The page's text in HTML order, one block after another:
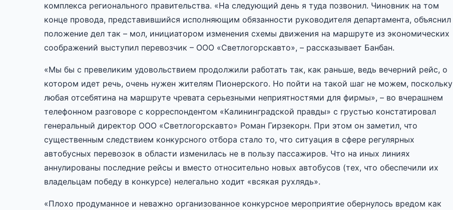
комплекса регионального правительства. «На следующий день я туда позвонил. Чиновник на том
конце провода, представившийся исполняющим обязанности руководителя департамента, объяснил
положение дел так – мол, инициатором изменения схемы движения на маршруте из экономических
соображений выступил перевозчик – ООО «Светлогорскавто», – рассказывает Банбан.
«Мы бы с превеликим удовольствием продолжили работать так, как раньше, ведь вечерний рейс, о
котором идет речь, очень нужен жителям Пионерского. Но пойти на такой шаг не можем, поскольку
любая отсебятина на маршруте чревата серьезными неприятностями для фирмы», – во вчерашнем
телефонном разговоре с корреспондентом «Калининградской правды» с грустью констатировал
генеральный директор ООО «Светлогорскавто» Роман Гирзекорн. При этом он заметил, что
существенным следствием конкурсного отбора стало то, что ситуация в сфере регулярных
автобусных перевозок в области изменилась не в пользу пассажиров. Что на иных линиях
аннулированы последние рейсы и вместо относительно новых автобусов (тех, что обеспечили их
владельцам победу в конкурсе) нелегально ходит «всякая рухлядь».
«Плохо продуманное и неважно организованное конкурсное мероприятие обернулось вредом как